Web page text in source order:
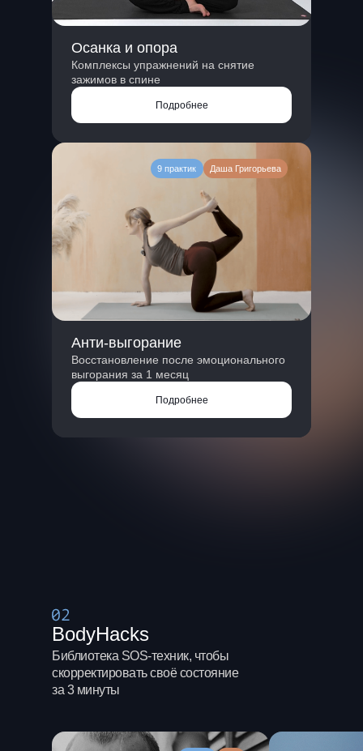
Осанка и опора
Комплексы упражнений на снятие
зажимов в спине
Подробнее
Анти-выгорание
Восстановление после эмоционального
выгорания за 1 месяц
Подробнее
9 практик Даша Григорьева
BodyHacks
Библиотека SOS-техник, чтобы
скорректировать своё состояние
за 3 минуты